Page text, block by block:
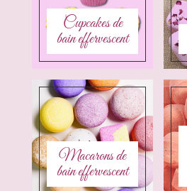
Cupcakes de
bain effervescent
Macarons de
bain effervescent